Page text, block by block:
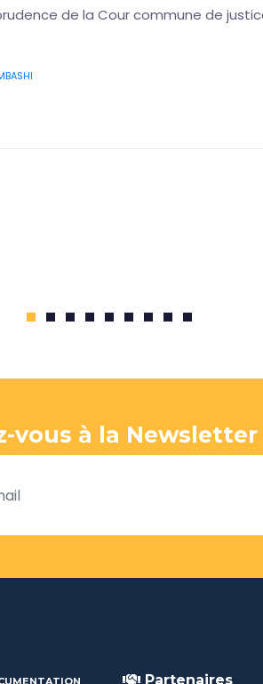
de la Cour commune de
1 2 3 4 5 6 7 8 9
vous à la Newsletter
Partenaires